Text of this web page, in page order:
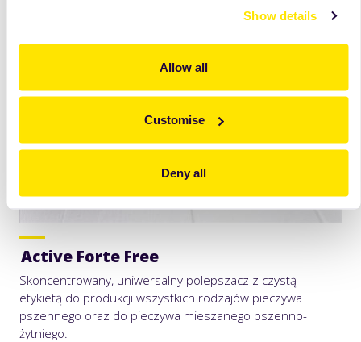
Show details
Allow all
Customise
Deny all
Active Forte Free
Skoncentrowany, uniwersalny polepszacz z czystą
etykietą do produkcji wszystkich rodzajów pieczywa
pszennego oraz do pieczywa mieszanego pszenno-
żytniego.